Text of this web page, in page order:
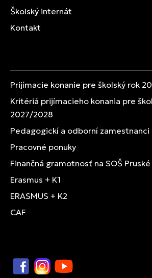
Školský internát
Kontakt
Prijímacie konanie pre školský rok
Kritériá prijímacieho konania pre
2027/2028
Pedagogickí a odborní zamestnanci
Pracovné ponuky
Finančná gramotnosť na SOŠ Pruské
Erasmus + K1
ERASMUS + K2
CAF
FacebookInstagram
YouTube